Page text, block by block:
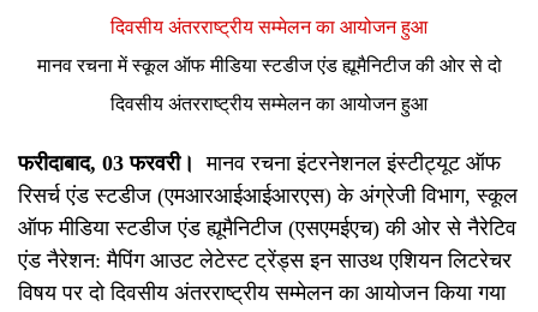
मानव रचना में स्कूल ऑफ मीडिया स्टडीज एंड ह्यूमैनिटीज की ओर से दो
दिवसीय अंतरराष्ट्रीय सम्मेलन का आयोजन हुआ
फरीदाबाद, 03 फरवरी। मानव रचना इंटरनेशनल इंस्टीट्यूट ऑफ
रिसर्च एंड स्टडीज (एमआरआईआईआरएस) के अंग्रेजी विभाग, स्कूल
ऑफ मीडिया स्टडीज एंड ह्यूमैनिटीज (एसएमईएच) की ओर से नैरेटिव
एंड नैरेशन: मैपिंग आउट लेटेस्ट ट्रेंड्स इन साउथ एशियन लिटरेचर
विषय पर दो दिवसीय अंतरराष्ट्रीय सम्मेलन का आयोजन किया गया